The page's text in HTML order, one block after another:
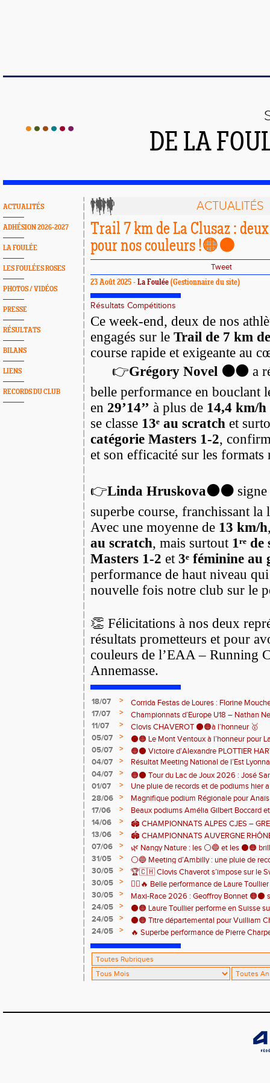
DE LA
ACTUALITÉS
ADHÉSION 2026-2027
LA FOULÉE
LES FOULÉES ROSES
PHOTOS / VIDÉOS
PRESSE
RÉSULTATS
BILANS
LIENS
RECORDS DU CLUB
ACTUALITÉS
Trail 7 km de La Clusaz :
pour nos couleurs !🟠⚫️
Tweet
23 Août 2025 - La Foulée (Gestionnaire du site)
Résultats Compétitions
Ce week-end, deux de nos
engagés sur le Trail de 7 km
course rapide et exigeante
👉Grégory Novel ⚫️🟠 a
belle performance en bouclant
en 29’14’’ à plus de 14,4 km/h
se classe 13ᵉ au scratch et
catégorie Masters 1-2,
et son efficacité sur les formats
👉Linda Hruskova🟠⚫️
superbe course, franchissant
Avec une moyenne de 13 km/h
au scratch, mais surtout 1ʳᵉ
Masters 1-2 et 3ᵉ féminine au
performance de haut niveau
nouvelle fois notre club sur le
👏 Félicitations à nos deux
résultats prometteurs et pour
couleurs de l’EAA – Running
Annemasse.
18/07 >
Corrida Festas de Loures : Florine
! 🇵🇹
17/07 >
Championnats d’Europe U18 – Nathan
🇨🇭🏃
11/07 >
Clovis CHAVEROT ⚫️🟠à l’honneur 🥇
05/07
>
⚫️🟠 Le Mont Ventoux à l’honneur pour
05/07
>
🟠⚫️ Victoire d’Alexandre PLOTTIER
– La Garinette ! 🏆👏
04/07 >
Résultat Meeting National de l’Est
04/07
>
🟠⚫️ Tour du Lac de Joux 2026 : José
catégorie ! 🏃‍♂️🏆
01/07 >
Une pluie de records et de podiums hier
clôturer en beauté cette belle saison
28/06 >
Magnifique podium Régionale pour
17/06
>
Beaux podiums Amélia Gilbert Boccard
14/06
>
🏟️ CHAMPIONNATS ALPES CJES –
2026
13/06 >
🏟️ CHAMPIONNATS AUVERGNE
Pontcharra 📅 Samedi 13 juin 2026
07/06 >
🌿 Nangy Nature : les ⚪️🔵 et les ⚫️🟠
31/05
>
⚪️🔵 Meeting d’Ambilly : une pluie de
athlètes de l’EAA ! ⚫️🟠
30/05 >
🏆🇨🇭 Clovis Chaverot s’impose sur le
30/05
>
🏃‍♀️🔥 Belle performance de Laure
! 🔥🏃‍♀️
30/05 >
Maxi-Race 2026 : Geoffroy Bonnet 🟠⚫️
en catégorie M0 sur le Tour du Lac 100
24/05 >
⚫️🟠 Laure Toullier performe en Suisse
24/05
>
⚫️🟠 Titre départemental pour Vuilliam
24/05
>
🔥 Superbe performance de Pierre
Grande montagne